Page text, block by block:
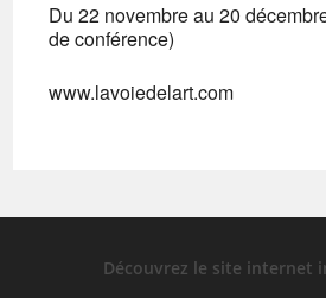
Du 22 novembre au 20
de conférence)
www.lavoiedelart.com
Découvrez le site internet